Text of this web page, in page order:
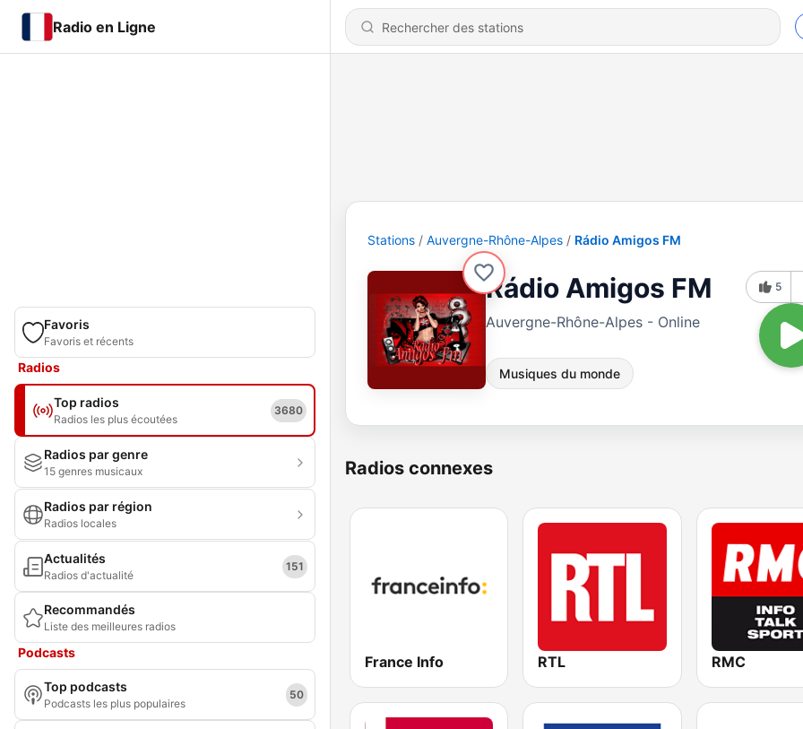
Radio en Ligne
Favoris
Favoris et récents
Radios
Top radios
Radios les plus écoutées
3680
Radios par genre
15 genres musicaux
Radios par région
Radios locales
Actualités
Radios d'actualité
151
Recommandés
Liste des meilleures radios
Podcasts
Top podcasts
Podcasts les plus populaires
50
Stations Auvergne-Rhône-Alpes Rádio Amigos FM
Rádio Amigos FM
Auvergne-Rhône-Alpes - Online
Musiques du monde
5
Radios connexes
France Info RTL RMC